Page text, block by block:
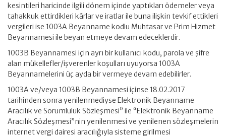
kesintileri haricinde ilgili dönem içinde yaptıkları ödemeler veya
tahakkuk ettirdikleri kârlar ve iratlar ile buna ilişkin tevkif ettikleri
vergileri ise 1003A Beyanname kodlu Muhtasar ve Prim Hizmet
Beyannamesi ile beyan etmeye devam edeceklerdir.
1003B Beyannamesi için ayrı bir kullanıcı kodu, parola ve şifre
alan mükellefler/işverenler koşulları uyuyorsa 1003A
Beyannamelerini üç ayda bir vermeye devam edebilirler.
1003A ve/veya 1003B Beyannamesi içinse 18.02.2017
tarihinden sonra yenilenmediyse Elektronik Beyanname
Aracılık ve Sorumluluk Sözleşmesi” ile “Elektronik Beyanname
Aracılık Sözleşmesi”nin yenilenmesi ve yenilenen sözleşmelerin
internet vergi dairesi aracılığıyla sisteme girilmesi